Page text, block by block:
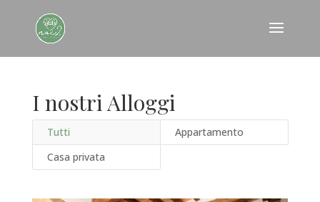
I nostri Alloggi
Tutti
Appartamento
Casa privata